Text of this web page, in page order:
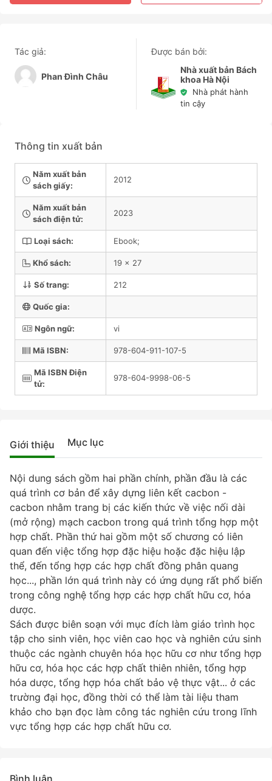
Tác giả:
Phan Đình Châu
Được bán bởi:
Nhà xuất bản Bách
khoa Hà Nội
Nhà phát hành
tin cậy
Thông tin xuất bản
Năm xuất bản
sách giấy:
2012
Năm xuất bản
sách điện tử:
2023
Loại sách: Ebook;
Khổ sách: 19 x 27
Số trang: 212
Quốc gia:
Ngôn ngữ: vi
Mã ISBN: 978-604-911-107-5
Mã ISBN Điện
tử:
978-604-9998-06-5
Giới thiệu Mục lục
Nội dung sách gồm hai phần chính, phần đầu là các
quá trình cơ bản để xây dựng liên kết cacbon -
cacbon nhằm trang bị các kiến thức về việc nối dài
(mở rộng) mạch cacbon trong quá trình tổng hợp một
hợp chất. Phần thứ hai gồm một số chương có liên
quan đến việc tổng hợp đặc hiệu hoặc đặc hiệu lập
thể, đến tổng hợp các hợp chất đồng phân quang
học..., phần lớn quá trình này có ứng dụng rất phổ biến
trong công nghệ tổng hợp các hợp chất hữu cơ, hóa
dược.
Sách được biên soạn với mục đích làm giáo trình học
tập cho sinh viên, học viên cao học và nghiên cứu sinh
thuộc các ngành chuyên hóa học hữu cơ như tổng hợp
hữu cơ, hóa học các hợp chất thiên nhiên, tổng hợp
hóa dược, tổng hợp hóa chất bảo vệ thực vật... ở các
trường đại học, đồng thời có thể làm tài liệu tham
khảo cho bạn đọc làm công tác nghiên cứu trong lĩnh
vực tổng hợp các hợp chất hữu cơ.